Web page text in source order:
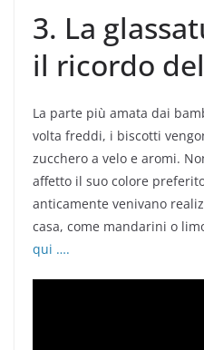
3. La
il ricordo
La parte più amata dai
volta freddi, i biscotti
zucchero a velo e aromi.
affetto il suo colore
anticamente venivano
casa, come mandarini o
qui ….